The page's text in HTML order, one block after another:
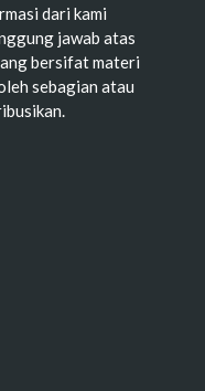
dari kami
jawab atas
bersifat materi
sebagian atau